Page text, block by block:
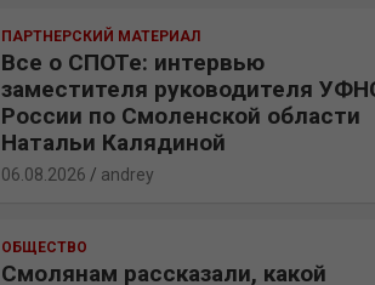
ПАРТНЕРСКИЙ МАТЕРИАЛ
Все о СПОТе: интервью
заместителя руководителя
России по Смоленской области
Натальи Калядиной
06.08.2026 andrey
ОБЩЕСТВО
Смолянам рассказали, какой